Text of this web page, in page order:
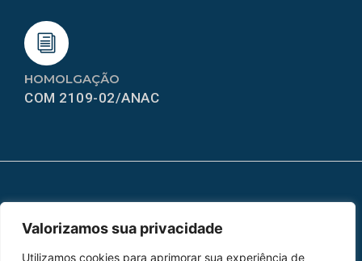
Valorizamos sua privacidade
Utilizamos cookies para aprimorar sua experiência de
HOMOLGAÇÃO
COM 2109-02/ANAC
Home